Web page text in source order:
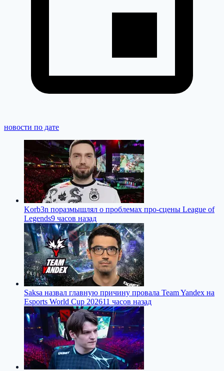
новости по дате
Korb3n поразмышлял о проблемах про-сцены League of
Legends9 часов назад
Saksa назвал главную причину провала Team Yandex на
Esports World Cup 202611 часов назад